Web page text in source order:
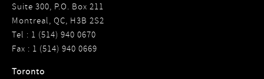
Suite 300, P.O. Box 211
Montreal, QC, H3B 2S2
Tel : 1 (514) 940 0670
Fax : 1 (514) 940 0669
Toronto